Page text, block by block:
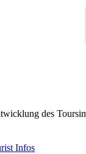
des
Infos